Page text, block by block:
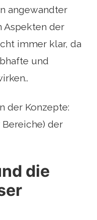
angewandter
Aspekten der
immer klar, da
und
der Konzepte:
Bereiche) der
die